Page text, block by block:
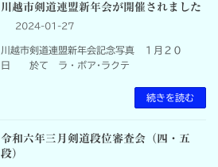
川越市剣道連盟新年会が開催されました
2024-01-27
川越市剣道連盟新年会記念写真 １月２０
日 於て ラ・ボア･ラクテ
続きを読む
令和六年三月剣道段位審査会（四・五
段）